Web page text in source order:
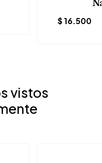
$16.500
vistos